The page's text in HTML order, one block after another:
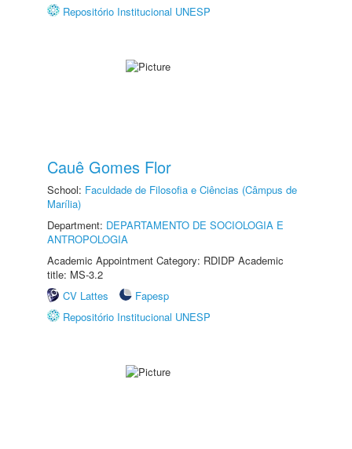
Repositório Institucional UNESP
Cauê Gomes Flor
School: Faculdade de Filosofia e Ciências (Câmpus de
Marília)
Department: DEPARTAMENTO DE SOCIOLOGIA E
ANTROPOLOGIA
Academic Appointment Category: RDIDP Academic
title: MS-3.2
CV Lattes
Fapesp
Repositório Institucional UNESP